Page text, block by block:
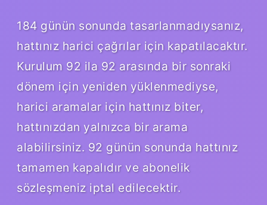
184 günün sonunda tasarlanmadıysanız,
hattınız harici çağrılar için kapatılacaktır.
Kurulum 92 ila 92 arasında bir sonraki
dönem için yeniden yüklenmediyse,
harici aramalar için hattınız biter,
hattınızdan yalnızca bir arama
alabilirsiniz. 92 günün sonunda hattınız
tamamen kapalıdır ve abonelik
sözleşmeniz iptal edilecektir.